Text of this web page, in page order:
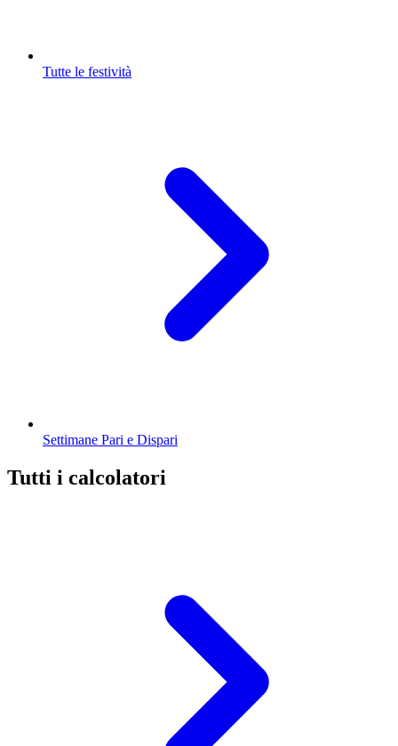
Tutte le festività
Settimane Pari e Dispari
Tutti i calcolatori